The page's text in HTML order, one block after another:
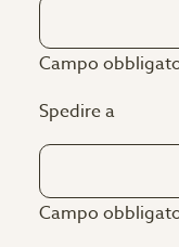
entro 3 mesi.
Campo
Spedire a
Campo